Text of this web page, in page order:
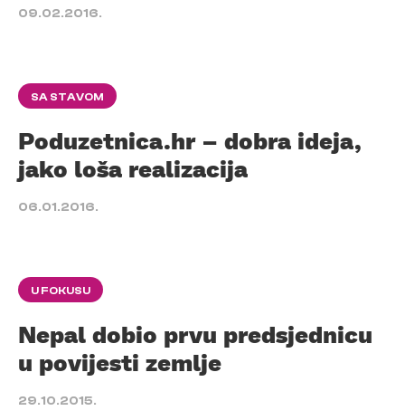
09.02.2016.
SA STAVOM
Poduzetnica.hr – dobra ideja,
jako loša realizacija
06.01.2016.
U FOKUSU
Nepal dobio prvu predsjednicu
u povijesti zemlje
29.10.2015.